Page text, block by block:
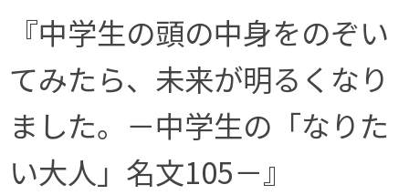
『中学生の頭の中身をのぞい
てみたら、未来が明るくなり
ました。－中学生の「なりた
い大人」名文105－』